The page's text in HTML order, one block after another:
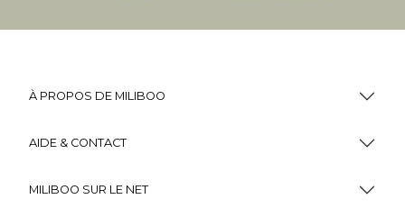
À PROPOS DE MILIBOO
AIDE & CONTACT
MILIBOO SUR LE NET